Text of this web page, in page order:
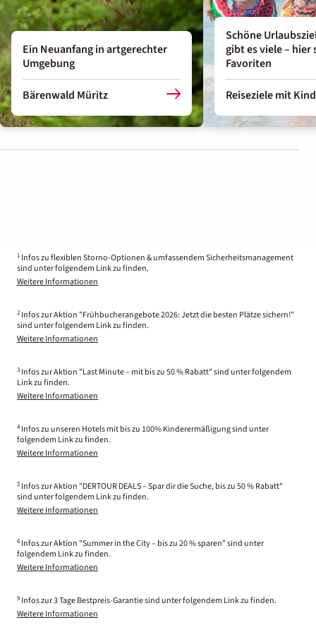
Ein Neuanfang in artgerechter
Umgebung
Bärenwald Müritz
Schöne
gibt es viele ­– hier
Favoriten
Reiseziele mit
1 Infos zu flexiblen Storno-Optionen & umfassendem Sicherheitsmanagement
sind unter folgendem Link zu finden.
Weitere Informationen
2 Infos zur Aktion "Frühbucherangebote 2026: Jetzt die besten Plätze sichern!"
sind unter folgendem Link zu finden.
Weitere Informationen
3 Infos zur Aktion "Last Minute – mit bis zu 50 % Rabatt" sind unter folgendem
Link zu finden.
Weitere Informationen
4 Infos zu unseren Hotels mit bis zu 100% Kinderermäßigung sind unter
folgendem Link zu finden.
Weitere Informationen
5 Infos zur Aktion "DERTOUR DEALS – Spar dir die Suche, bis zu 50 % Rabatt"
sind unter folgendem Link zu finden.
Weitere Informationen
6 Infos zur Aktion "Summer in the City – bis zu 20 % sparen" sind unter
folgendem Link zu finden.
Weitere Informationen
9 Infos zur 3 Tage Bestpreis-Garantie sind unter folgendem Link zu finden.
Weitere Informationen